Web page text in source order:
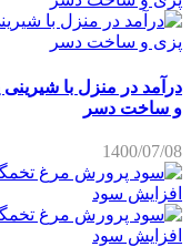
درآمد در منزل با
و ساخت دسر
1400/07/08